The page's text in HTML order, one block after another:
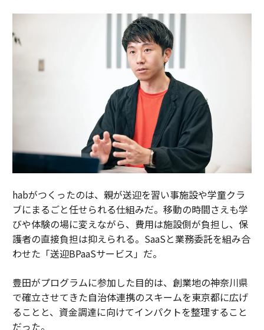
habがつくったのは、親が送迎を習い事施設や学童クラ
ブにまるごと任せられる仕組みだ。移動の時間さえも学
びや体験の場に変えながら、費用は施設側が負担し、保
護者の直接負担は抑えられる。SaaSと業務委託を組み合
わせた「送迎BPaaSサービス」だ。
豊田がプログラムに参加した目的は、創業地の神奈川県
で確立させてきた自治体連携のスキームを東京都に広げ
ることと、資金調達に向けてインパクトを整理すること
だった。